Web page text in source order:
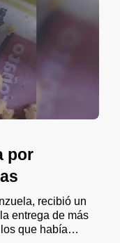
por
recibió un
entrega de más
que había